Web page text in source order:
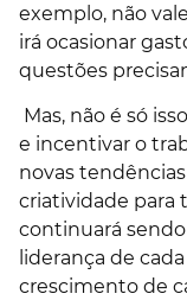
exemplo, não
irá ocasionar
questões
Mas, não é só
e incentivar o
novas
criatividade para
continuará
liderança de
crescimento de